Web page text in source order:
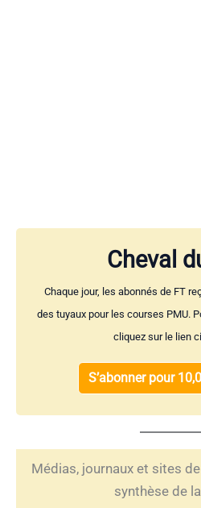
Cheval
Chaque jour, les abonnés de FT
des tuyaux pour les courses PMU.
cliquez sur le lien
S’abonner pour
Médias, journaux et sites
synthèse de